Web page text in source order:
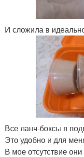
И сложила в
Все ланч-боксы я
Это удобно и для
В мое отсутствие